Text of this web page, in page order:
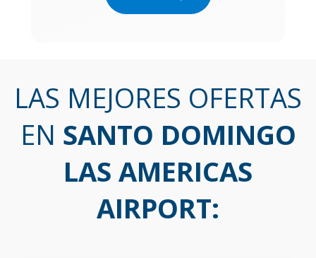
LAS MEJORES OFERTAS
EN SANTO DOMINGO
LAS AMERICAS
AIRPORT: